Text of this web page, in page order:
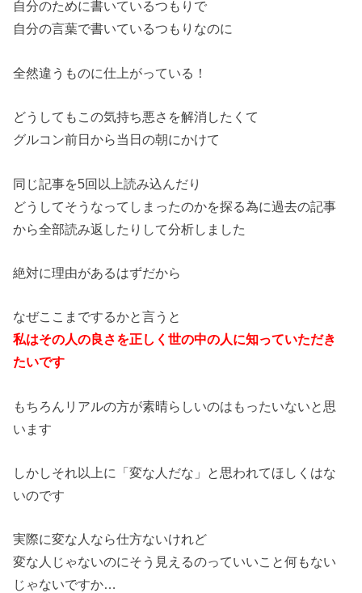
自分のために書いているつもりで
自分の言葉で書いているつもりなのに
全然違うものに仕上がっている！
どうしてもこの気持ち悪さを解消したくて
グルコン前日から当日の朝にかけて
同じ記事を5回以上読み込んだり
どうしてそうなってしまったのかを探る為に過去の記事
から全部読み返したりして分析しました
絶対に理由があるはずだから
なぜここまでするかと言うと
私はその人の良さを正しく世の中の人に知っていただき
たいです
もちろんリアルの方が素晴らしいのはもったいないと思
います
しかしそれ以上に「変な人だな」と思われてほしくはな
いのです
実際に変な人なら仕方ないけれど
変な人じゃないのにそう見えるのっていいこと何もない
じゃないですか…